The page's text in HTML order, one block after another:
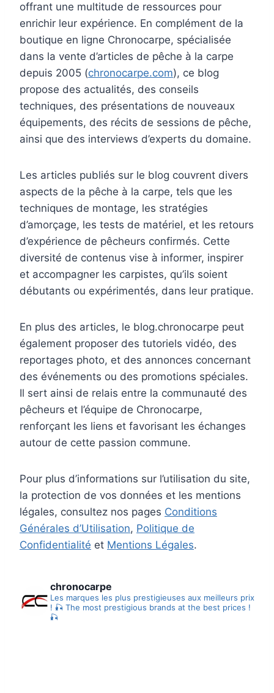
offrant une multitude de ressources pour
enrichir leur expérience. En complément de la
boutique en ligne Chronocarpe, spécialisée
dans la vente d’articles de pêche à la carpe
depuis 2005 (chronocarpe.com), ce blog
propose des actualités, des conseils
techniques, des présentations de nouveaux
équipements, des récits de sessions de pêche,
ainsi que des interviews d’experts du domaine.
Les articles publiés sur le blog couvrent divers
aspects de la pêche à la carpe, tels que les
techniques de montage, les stratégies
d’amorçage, les tests de matériel, et les retours
d’expérience de pêcheurs confirmés. Cette
diversité de contenus vise à informer, inspirer
et accompagner les carpistes, qu’ils soient
débutants ou expérimentés, dans leur pratique.
En plus des articles, le blog.chronocarpe peut
également proposer des tutoriels vidéo, des
reportages photo, et des annonces concernant
des événements ou des promotions spéciales.
Il sert ainsi de relais entre la communauté des
pêcheurs et l’équipe de Chronocarpe,
renforçant les liens et favorisant les échanges
autour de cette passion commune.
Pour plus d’informations sur l’utilisation du site,
la protection de vos données et les mentions
légales, consultez nos pages Conditions
Générales d’Utilisation, Politique de
Confidentialité et Mentions Légales.
chronocarpe
Les marques les plus prestigieuses aux meilleurs prix
! 🎣 The most prestigious brands at the best prices !
🎣